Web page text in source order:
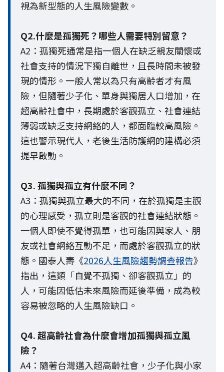
視為新型態的人生風險變數。
Q2.什麼是孤獨死？哪些人需要特別留意？
A2：孤獨死通常是指一個人在缺乏親友關懷或
社會支持的情況下獨自離世，且長時間未被發
現的情形。一般人常以為只有高齡者才有風
險，但隨著少子化、單身與獨居人口增加，在
超高齡社會中，長期處於客觀孤立、社會連結
薄弱或缺乏支持網絡的人，都面臨較高風險。
這也警示現代人，老後生活防護網的建構必須
提早啟動。
Q3. 孤獨與孤立有什麼不同？
A3：孤獨與孤立最大的不同，在於孤獨是主觀
的心理感受，孤立則是客觀的社會連結狀態。
一個人即使不覺得孤單，也可能因與家人、朋
友或社會網絡互動不足，而處於客觀孤立的狀
態。國泰人壽《2026人生風險趨勢調查報告》
指出，這類「自覺不孤獨、卻客觀孤立」的
人，可能因低估未來風險而延後準備，成為較
容易被忽略的人生風險缺口。
Q4. 超高齡社會為什麼會增加孤獨與孤立風
險？
A4：隨著台灣邁入超高齡社會，少子化與小家